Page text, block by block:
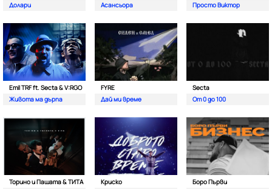
Долари
Асансьора
Просто Виктор
Emil TRF ft. Secta & V:RGO
Живота ма дърпа
FYRE
Дай ми време
Secta
От 0 до 100
Торино и Пашата & ТИТА
Криско
Боро Първи